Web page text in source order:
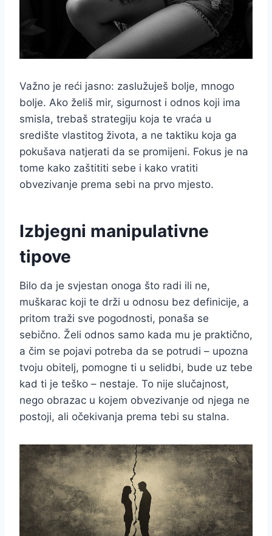
Važno je reći jasno: zaslužuješ bolje, mnogo
bolje. Ako želiš mir, sigurnost i odnos koji ima
smisla, trebaš strategiju koja te vraća u
središte vlastitog života, a ne taktiku koja ga
pokušava natjerati da se promijeni. Fokus je na
tome kako zaštititi sebe i kako vratiti
obvezivanje prema sebi na prvo mjesto.
Izbjegni manipulativne
tipove
Bilo da je svjestan onoga što radi ili ne,
muškarac koji te drži u odnosu bez definicije, a
pritom traži sve pogodnosti, ponaša se
sebično. Želi odnos samo kada mu je praktično,
a čim se pojavi potreba da se potrudi – upozna
tvoju obitelj, pomogne ti u selidbi, bude uz tebe
kad ti je teško – nestaje. To nije slučajnost,
nego obrazac u kojem obvezivanje od njega ne
postoji, ali očekivanja prema tebi su stalna.